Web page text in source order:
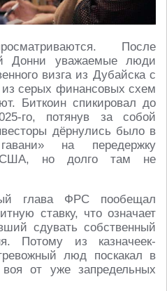
После
Донни уважаемые люди
визга из Дубайска с
из серых финансовых схем
Биткоин спикировал до
го, потянув за собой
дёрнулись было в
на передержку
США, но долго там не
глава ФРС пообещал
ставку, что означает
сдувать собственный
Потому из казначеек-
люд поскакал в
от уже запредельных